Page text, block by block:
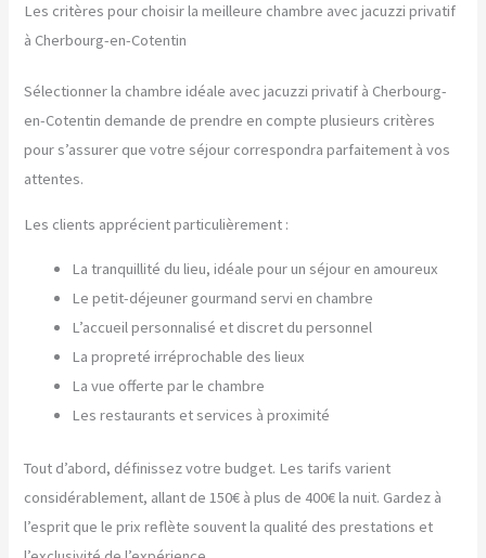
Les critères pour choisir la meilleure chambre avec jacuzzi privatif
à Cherbourg-en-Cotentin
Sélectionner la chambre idéale avec jacuzzi privatif à Cherbourg-
en-Cotentin demande de prendre en compte plusieurs critères
pour s’assurer que votre séjour correspondra parfaitement à vos
attentes.
Les clients apprécient particulièrement :
La tranquillité du lieu, idéale pour un séjour en amoureux
Le petit-déjeuner gourmand servi en chambre
L’accueil personnalisé et discret du personnel
La propreté irréprochable des lieux
La vue offerte par le chambre
Les restaurants et services à proximité
Tout d’abord, définissez votre budget. Les tarifs varient
considérablement, allant de 150€ à plus de 400€ la nuit. Gardez à
l’esprit que le prix reflète souvent la qualité des prestations et